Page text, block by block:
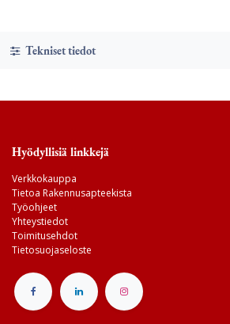
Tekniset tiedot
Hyödyllisiä linkkejä
Verkkokauppa
Tietoa Rakennusapteekista
Työohjeet
Yhteystiedot
Toimitusehdot
Tietosuojaseloste